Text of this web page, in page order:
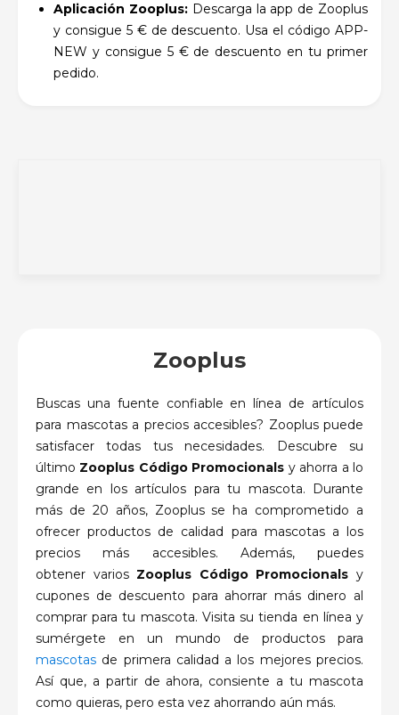
Aplicación Zooplus: Descarga la app de Zooplus
y consigue 5 € de descuento. Usa el código APP-
NEW y consigue 5 € de descuento en tu primer
pedido.
Zooplus
Buscas una fuente confiable en línea de artículos
para mascotas a precios accesibles? Zooplus puede
satisfacer todas tus necesidades.
Descubre su
último Zooplus Código Promocionals y ahorra a lo
grande en los artículos para tu mascota.
Durante
más de 20 años, Zooplus se ha comprometido a
ofrecer productos de calidad para mascotas a los
precios más accesibles.
Además, puedes
obtener variosZooplus Código Promocionals y
cupones de descuento para ahorrar más dinero al
comprar para tu mascota. Visita su tienda en línea y
sumérgete en un mundo de productos para
mascotas de primera calidad a los mejores precios.
Así que, a partir de ahora, consiente a tu mascota
como quieras, pero esta vez ahorrando aún más.